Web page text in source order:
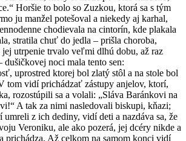
Horšie to bolo so Zuzkou, ktorá sa s tým
ju manžel potešoval a niekedy aj karhal,
chodievala na cintorín, kde plakala
stratila chuť do jedla – prišla choroba,
utrpenie trvalo veľmi dlhú dobu, až raz
dušičkovej noci mala tento sen:
uprostred ktorej bol zlatý stôl a na stole bol
tom vidí prichádzať zástupy anjelov, ktorí,
rozostúpili sa a volali: „Sláva Baránkovi na
A tak za nimi nasledovali biskupi, kňazi;
z ich dediny, vidí deti a nazdáva sa, že
Veroniku, ale ako pozerá, jej dcéry nikde a
prichádza. Až celkom na samom konci vidí